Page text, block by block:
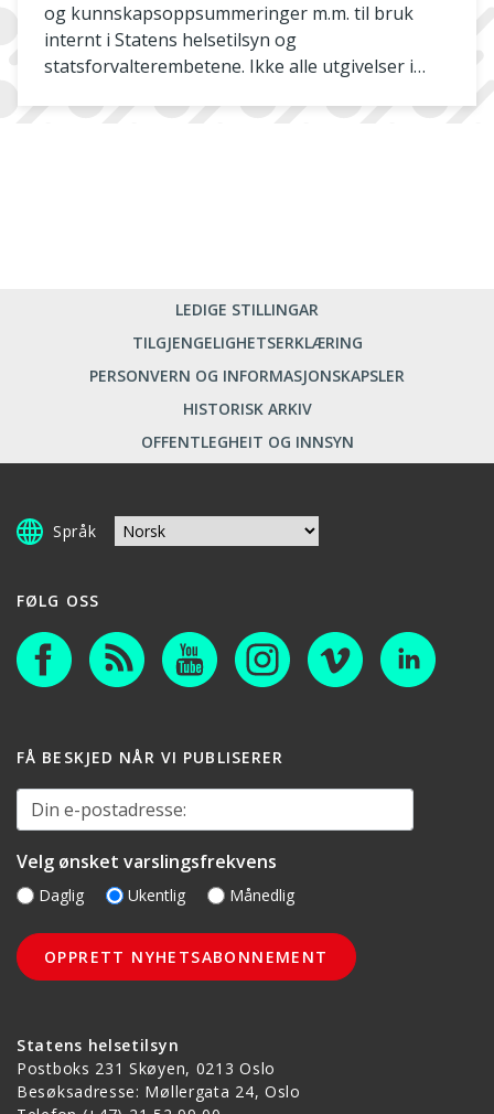
og kunnskapsoppsummeringer m.m. til bruk
internt i Statens helsetilsyn og
statsforvalterembetene. Ikke alle utgivelser i
LEDIGE STILLINGAR
TILGJENGELIGHETSERKLÆRING
PERSONVERN OG INFORMASJONSKAPSLER
HISTORISK ARKIV
OFFENTLEGHEIT OG INNSYN
Språk
Statens helsetilsyn
Postboks 231 Skøyen, 0213 Oslo
Besøksadresse: Møllergata 24, Oslo
FØLG OSS
FÅ BESKJED NÅR VI PUBLISERER
Din e-postadresse:
Velg ønsket varslingsfrekvens
Daglig Ukentlig Månedlig